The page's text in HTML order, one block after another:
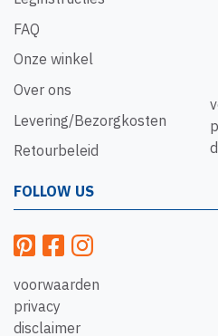
FAQ
Onze winkel
Over ons
Levering/Bezorgkosten
Retourbeleid
FOLLOW US
voorwaarden
privacy
disclaimer